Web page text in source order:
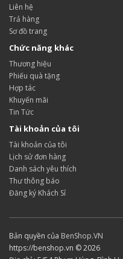
Liên hệ
Trả hàng
Sơ đồ trang
Chức năng khác
Thương hiệu
Phiếu quà tặng
Hợp tác
Khuyến mãi
Tin Tức
Tài khoản của tôi
Tài khoản của tôi
Lịch sử đơn hàng
Danh sách yêu thích
Thư thông báo
Đăng ký Khách Sỉ
Bản quyền của BenShop.VN
https://benshop.vn © 2026